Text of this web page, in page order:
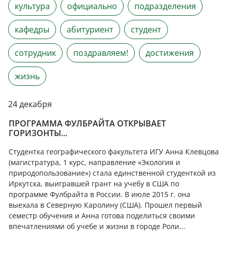
культура официально подразделения
кафедры абитуриент студент
сотрудник поздравляем! достижения
жизнь
24 декабря
ПРОГРАММА ФУЛБРАЙТА ОТКРЫВАЕТ
ГОРИЗОНТЫ...
Студентка географического факультета ИГУ Анна Клевцова
(магистратура, 1 курс, направление «Экология и
природопользование») стала единственной студенткой из
Иркутска, выигравшей грант на учебу в США по
программе Фулбрайта в России. В июле 2015 г. она
выехала в Северную Каролину (США). Прошел первый
семестр обучения и Анна готова поделиться своими
впечатлениями об учебе и жизни в городе Роли...